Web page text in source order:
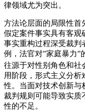
律领域尤为突出。
方法论层面的局限性首
假定案件事实具有客观
事实重构过程深受裁判
例，法官对”家庭暴力”
往源于对性别角色和社
用阶段，形式主义分
性。当面对技术创新与
裁判规则可能导致实质
性的不足。